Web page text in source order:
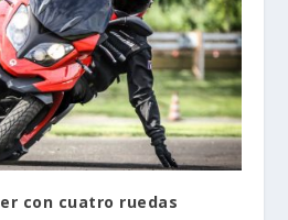
con cuatro ruedas